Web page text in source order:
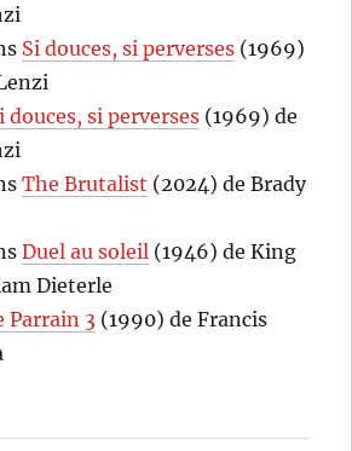
Si douces, si perverses (1969)
douces, si perverses (1969) de
The Brutalist (2024) de Brady
Duel au soleil (1946) de King
Dieterle
Parrain 3 (1990) de Francis